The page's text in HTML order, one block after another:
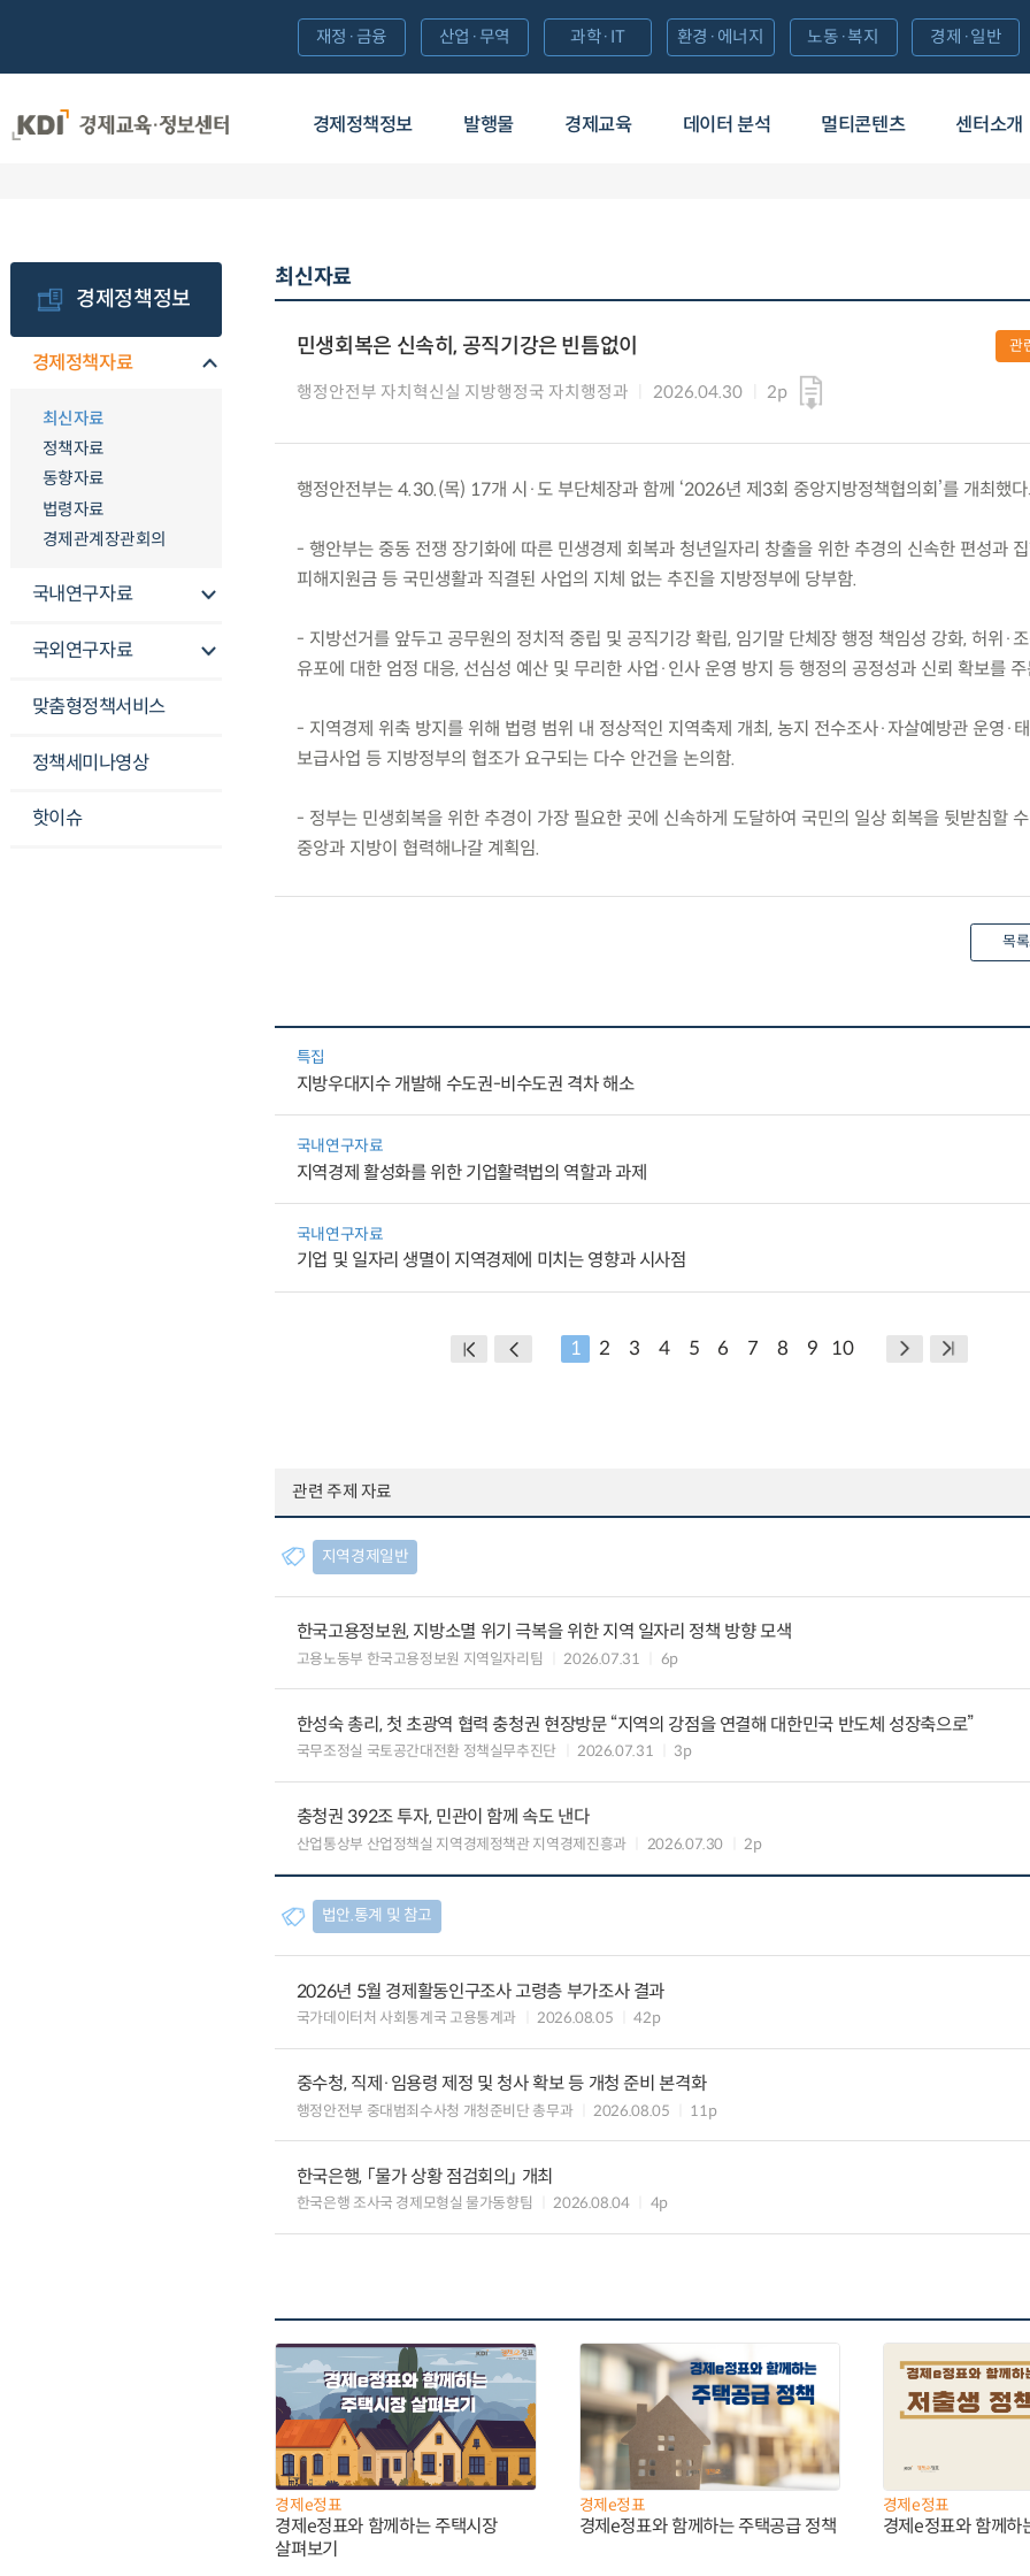
경제정책정보 발행물 경제교육 데이터 분석 멀티콘텐츠 센터소개
재정·금융 산업·무역 과학·IT 환경·에너지 노동·복지 경제·일반
경제정책정보
경제정책자료
최신자료
정책자료
동향자료
법령자료
경제관계장관회의
국내연구자료
국외연구자료
맞춤형정책서비스
정책세미나영상
핫이슈
최신자료
민생회복은 신속히, 공직기강은 빈틈없이
행정안전부 자치혁신실 지방행정국 자치행정과 2026.04.30 2p
관
행정안전부는 4.30.(목) 17개 시·도 부단체장과 함께 ‘2026년 제3회 중앙지방정책협의회’를 개최했
- 행안부는 중동 전쟁 장기화에 따른 민생경제 회복과 청년일자리 창출을 위한 추경의 신속한 편성과
피해지원금 등 국민생활과 직결된 사업의 지체 없는 추진을 지방정부에 당부함.
- 지방선거를 앞두고 공무원의 정치적 중립 및 공직기강 확립, 임기말 단체장 행정 책임성 강화, 허위·
유포에 대한 엄정 대응, 선심성 예산 및 무리한 사업·인사 운영 방지 등 행정의 공정성과 신뢰 확보를 주
- 지역경제 위축 방지를 위해 법령 범위 내 정상적인 지역축제 개최, 농지 전수조사·자살예방관 운영·
보급사업 등 지방정부의 협조가 요구되는 다수 안건을 논의함.
- 정부는 민생회복을 위한 추경이 가장 필요한 곳에 신속하게 도달하여 국민의 일상 회복을 뒷받침할
중앙과 지방이 협력해나갈 계획임.
목록
특집
지방우대지수 개발해 수도권-비수도권 격차 해소
국내연구자료
지역경제 활성화를 위한 기업활력법의 역할과 과제
국내연구자료
기업 및 일자리 생멸이 지역경제에 미치는 영향과 시사점
1 2 3 4 5 6 7 8 9 10
관련 주제 자료
지역경제일반
한국고용정보원, 지방소멸 위기 극복을 위한 지역 일자리 정책 방향 모색
고용노동부 한국고용정보원 지역일자리팀 2026.07.31 6p
한성숙 총리, 첫 초광역 협력 충청권 현장방문 “지역의 강점을 연결해 대한민국 반도체 성장축으로”
국무조정실 국토공간대전환 정책실무추진단 2026.07.31 3p
충청권 392조 투자, 민관이 함께 속도 낸다
산업통상부 산업정책실 지역경제정책관 지역경제진흥과 2026.07.30 2p
법안.통계 및 참고
2026년 5월 경제활동인구조사 고령층 부가조사 결과
국가데이터처 사회통계국 고용통계과 2026.08.05 42p
중수청, 직제·임용령 제정 및 청사 확보 등 개청 준비 본격화
행정안전부 중대범죄수사청 개청준비단 총무과 2026.08.05 11p
한국은행, 「물가 상황 점검회의」 개최
한국은행 조사국 경제모형실 물가동향팀 2026.08.04 4p
경제e정표
경제e정표와 함께하는 주택시장
살펴보기
경제e정표
경제e정표와 함께하는 주택공급 정책
경제e정표
경제e정표와 함께하